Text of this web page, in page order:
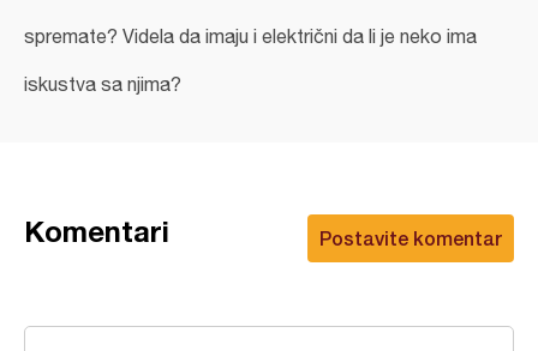
spremate? Videla da imaju i električni da li je neko ima
iskustva sa njima?
Postavite komentar
Komentari